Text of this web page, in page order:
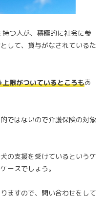
つ人が、積極的に社会に参
して、貸与がなされているた
限がついているところもあ
ではないので介護保険の対象
の支援を受けているというケ
ースでしょう。
ますので、問い合わせをして